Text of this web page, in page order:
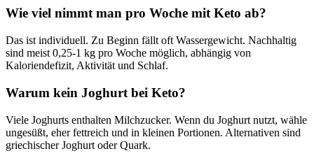
Wie viel nimmt man pro Woche mit Keto ab?
Das ist individuell. Zu Beginn fällt oft Wassergewicht. Nachhaltig
sind meist 0,25-1 kg pro Woche möglich, abhängig von
Kaloriendefizit, Aktivität und Schlaf.
Warum kein Joghurt bei Keto?
Viele Joghurts enthalten Milchzucker. Wenn du Joghurt nutzt, wähle
ungesüßt, eher fettreich und in kleinen Portionen. Alternativen sind
griechischer Joghurt oder Quark.